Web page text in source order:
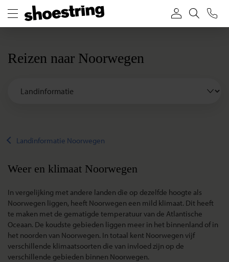
Reizen naar Noorwegen
Landinformatie Noorwegen
Weer en klimaat Noorwegen
In vergelijking met andere landen die op dezelfde hoogte als
Noorwegen liggen, heeft Noorwegen een mild klimaat. Dit heeft
te maken met de gematigde temperatuur van de Atlantische
Oceaan. De koudste gebieden liggen meer in het binnenland of in
het noorden van Noorwegen. In totaal kent Noorwegen vijf
verschillende klimaatsoorten die van invloed zijn op de
verschillende gebieden binnen Noorwegen.